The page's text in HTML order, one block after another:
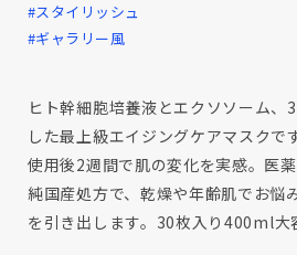
#スタイリッシュ
#ギャラリー風
ヒト幹細胞培養液とエクソソーム、
した最上級エイジングケアマスクで
使用後2週間で肌の変化を実感。医
純国産処方で、乾燥や年齢肌でお悩
を引き出します。30枚入り400ml大